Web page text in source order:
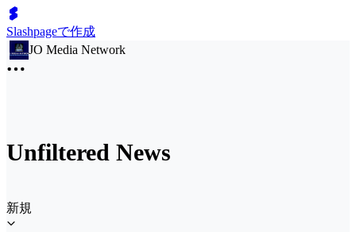
Slashpageで作成
JO Media Network
Unfiltered News
新規